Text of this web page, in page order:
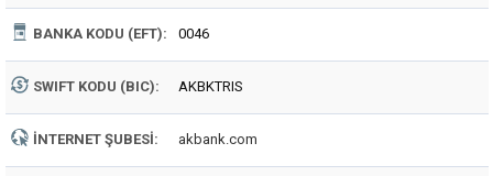
BANKA KODU (EFT): 0046
SWIFT KODU (BIC): AKBKTRIS
İNTERNET ŞUBESI: akbank.com